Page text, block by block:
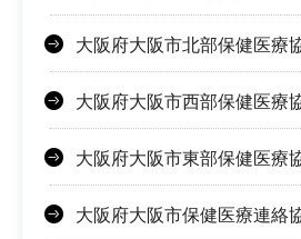
大阪府大阪市北部保健医療
大阪府大阪市西部保健医療
大阪府大阪市東部保健医療
大阪府大阪市保健医療連絡